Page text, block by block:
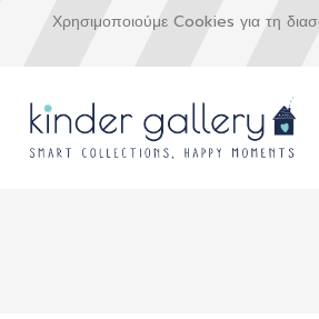
Χρησιμοποιούμε Cookies για τη